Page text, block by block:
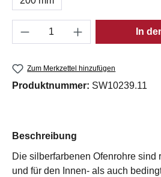
Produkt Anzahl: Gib In
Zum Merkzettel hinzufügen
Produktnummer: SW10239.11
Beschreibung
Die silberfarbenen Ofenrohre sind
und für den Innen- als auch